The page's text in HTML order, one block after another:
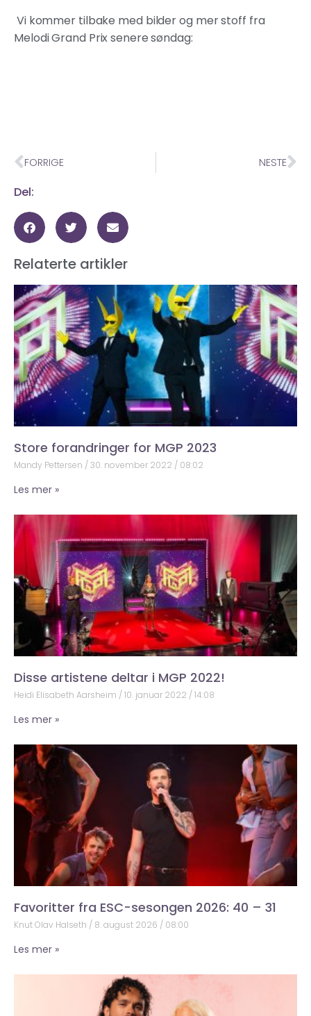
Vi kommer tilbake med bilder og mer stoff fra
Melodi Grand Prix senere søndag:
FORRIGE NESTE
Del:
Relaterte artikler
Store forandringer for MGP 2023
Mandy Pettersen 30. november 2022 08:02
Les mer »
Disse artistene deltar i MGP 2022!
Heidi Elisabeth Aarsheim 10. januar 2022 14:08
Les mer »
Favoritter fra ESC-sesongen 2026: 40 – 31
Knut Olav Halseth 8. august 2026 08:00
Les mer »